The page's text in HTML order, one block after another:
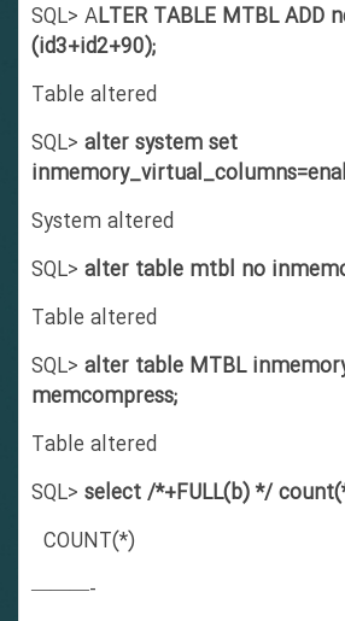
SQL> ALTER TABLE MTBL
(id3+id2+90);
Table altered
SQL>alter system set
System altered
SQL>alter table mtbl no
Table altered
SQL>alter table MTBL
memcompress;
Table altered
SQL>select /*+FULL(b) */
COUNT(*)
———-